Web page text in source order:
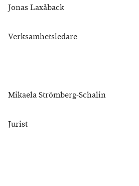
Jonas Laxåback
Verksamhetsledare
Mikaela Strömberg-Schalin
Jurist